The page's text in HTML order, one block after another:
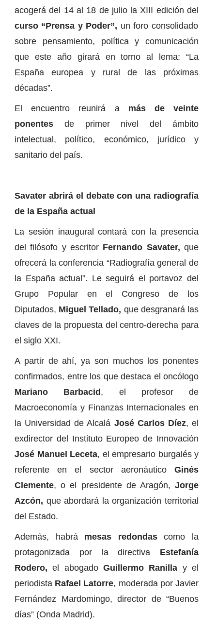
acogerá del 14 al 18 de julio la XIII edición del
curso “Prensa y Poder”, un foro consolidado
sobre pensamiento, política y comunicación
que este año girará en torno al lema: “La
España europea y rural de las próximas
décadas”.
El encuentro reunirá a más de veinte
ponentes de primer nivel del ámbito
intelectual, político, económico, jurídico y
sanitario del país.
Savater abrirá el debate con una radiografía
de la España actual
La sesión inaugural contará con la presencia
del filósofo y escritor Fernando Savater, que
ofrecerá la conferencia “Radiografía general de
la España actual”. Le seguirá el portavoz del
Grupo Popular en el Congreso de los
Diputados, Miguel Tellado, que desgranará las
claves de la propuesta del centro-derecha para
el siglo XXI.
A partir de ahí, ya son muchos los ponentes
confirmados, entre los que destaca el oncólogo
Mariano Barbacid, el profesor de
Macroeconomía y Finanzas Internacionales en
la Universidad de Alcalá José Carlos Díez, el
exdirector del Instituto Europeo de Innovación
José Manuel Leceta, el empresario burgalés y
referente en el sector aeronáutico Ginés
Clemente, o el presidente de Aragón, Jorge
Azcón, que abordará la organización territorial
del Estado.
Además, habrá mesas redondascomo la
protagonizada por la directiva Estefanía
Rodero, el abogado Guillermo Ranilla y el
periodista Rafael Latorre, moderada por Javier
Fernández Mardomingo, director de “Buenos
días” (Onda Madrid).